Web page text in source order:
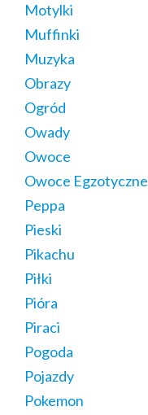
Motylki
Muffinki
Muzyka
Obrazy
Ogród
Owady
Owoce
Owoce Egzotyczne
Peppa
Pieski
Pikachu
Piłki
Pióra
Piraci
Pogoda
Pojazdy
Pokemon